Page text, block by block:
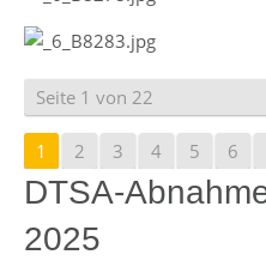
Seite 1 von 22
1 2 3 4 5 6
DTSA-
2025